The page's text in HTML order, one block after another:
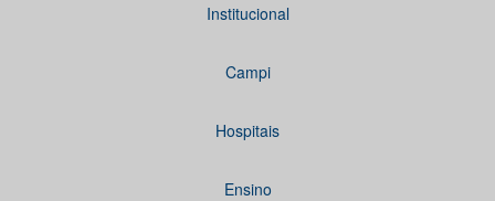
Institucional
Campi
Hospitais
Ensino